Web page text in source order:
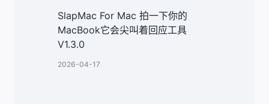
SlapMac For Mac 拍一下你的
MacBook它会尖叫着回应工具
V1.3.0
2026-04-17